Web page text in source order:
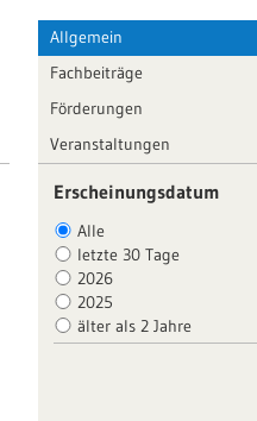
Allgemein
Fachbeiträge
Förderungen
Veranstaltungen
Erscheinungsdatum
Alle
letzte 30 Tage
2026
2025
älter als 2 Jahre